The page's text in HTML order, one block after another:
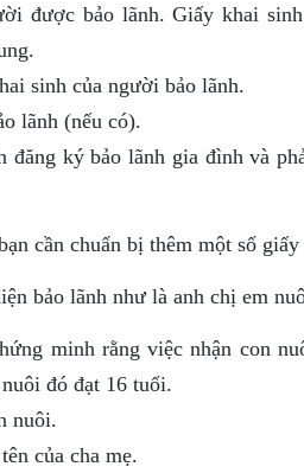
được bảo lãnh. Giấy khai
sinh của người bảo lãnh.
lãnh (nếu có).
ký bảo lãnh gia đình và
cần chuẩn bị thêm một số
bảo lãnh như là anh chị em
minh rằng việc nhận con
đó đạt 16 tuổi.
nuôi.
của cha mẹ.